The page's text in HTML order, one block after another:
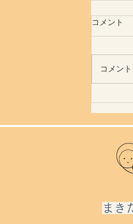
読書
コメント
コメン
まき